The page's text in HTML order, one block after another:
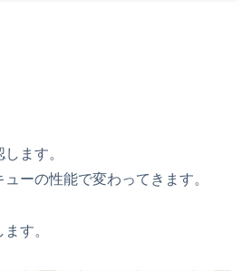
ます。
ーの性能で変わってきます。
す。